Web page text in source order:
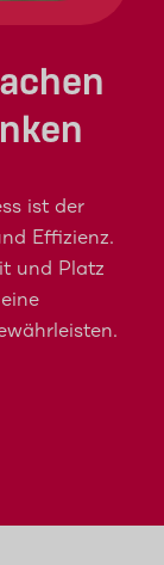
ist der
Effizienz.
und Platz